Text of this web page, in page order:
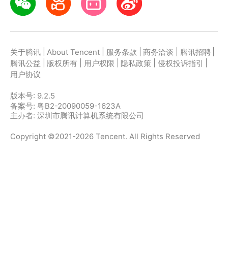
关于腾讯 About Tencent 服务条款 商务洽谈 腾讯招聘
腾讯公益
版权所有 用户权限 隐私政策 侵权投诉指引
用户协议
版本号: 9.2.5
备案号: 粤B2-20090059-1623A
主办者: 深圳市腾讯计算机系统有限公司
Copyright ©2021-2026 Tencent. All Rights Reserved